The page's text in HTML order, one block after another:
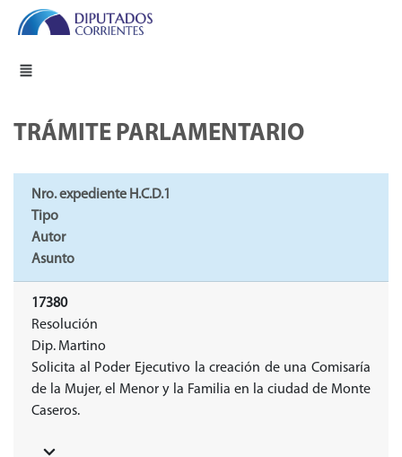
TRÁMITE PARLAMENTARIO
Nro. expediente H.C.D.1
Tipo
Autor
Asunto
17380
Resolución
Dip. Martino
Solicita al Poder Ejecutivo la creación de una Comisaría
de la Mujer, el Menor y la Familia en la ciudad de Monte
Caseros.